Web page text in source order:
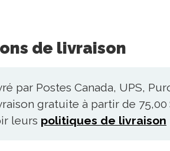
de livraison
par Postes Canada, UPS,
gratuite à partir de 75,00
leurs politiques de livraison